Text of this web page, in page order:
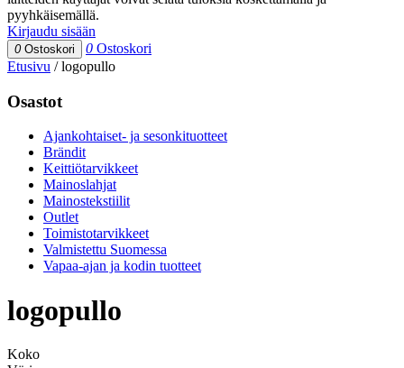
pyyhkäisemällä.
Kirjaudu sisään
0 Ostoskori 0 Ostoskori
Etusivu /logopullo
Osastot
Ajankohtaiset- ja sesonkituotteet
Brändit
Keittiötarvikkeet
Mainoslahjat
Mainostekstiilit
Outlet
Toimistotarvikkeet
Valmistettu Suomessa
Vapaa-ajan ja kodin tuotteet
logopullo
Koko